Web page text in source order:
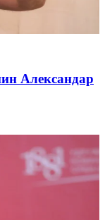
Александар